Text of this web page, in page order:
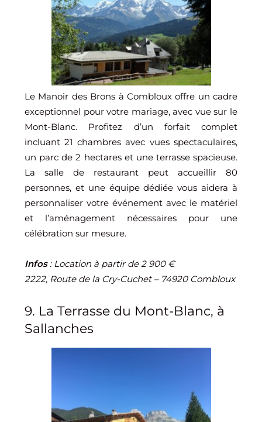
Le Manoir des Brons à Combloux offre un cadre
exceptionnel pour votre mariage, avec vue sur le
Mont-Blanc. Profitez d’un forfait complet
incluant 21 chambres avec vues spectaculaires,
un parc de 2 hectares et une terrasse spacieuse.
La salle de restaurant peut accueillir 80
personnes, et une équipe dédiée vous aidera à
personnaliser votre événement avec le matériel
et l’aménagement nécessaires pour une
célébration sur mesure.
Infos: Location à partir de 2 900 €
2222, Route de la Cry-Cuchet – 74920 Combloux
9. La Terrasse du Mont-Blanc, à
Sallanches